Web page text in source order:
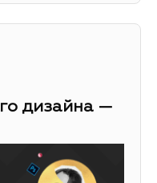
дизайна —